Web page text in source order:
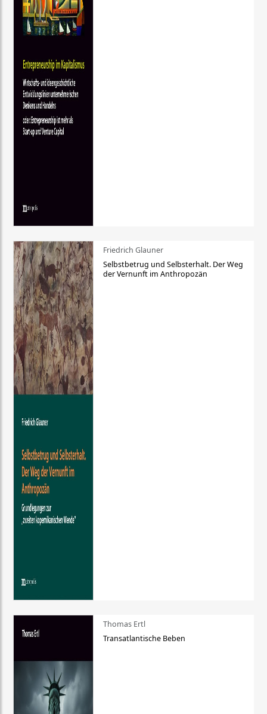
Friedrich Glauner
Selbstbetrug und Selbsterhalt. Der Weg
der Vernunft im Anthropozän
Thomas Ertl
Transatlantische Beben